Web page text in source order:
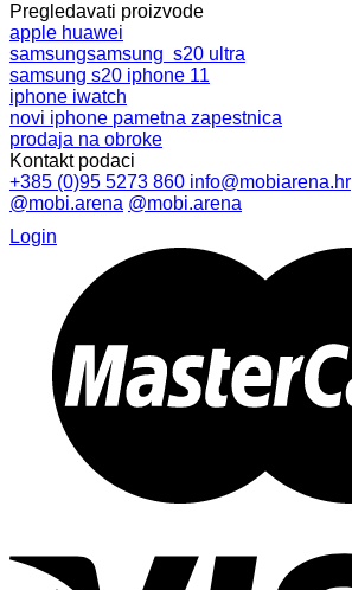
Pregledavati proizvode
apple huawei
samsungsamsung s20 ultra
samsung s20 iphone 11
iphone iwatch
novi iphone pametna zapestnica
prodaja na obroke
Kontakt podaci
+385 (0)95 5273 860 info@mobiarena.hr
@mobi.arena @mobi.arena
Login